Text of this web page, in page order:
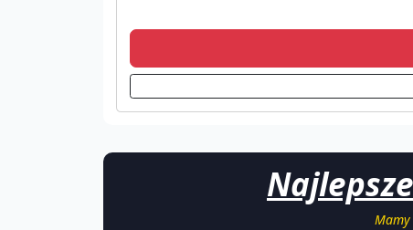
Mamy